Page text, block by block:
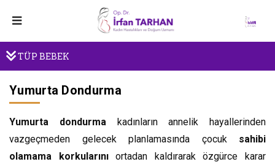
TÜP BEBEK
Yumurta Dondurma
Yumurta dondurmakadınların annelik hayallerinden
vazgeçmeden gelecek planlamasında çocuk sahibi
olamama korkularınıortadan kaldırarak özgürce karar